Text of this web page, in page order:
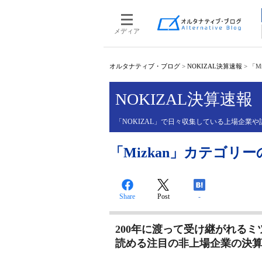
メディア
オルタナティブ・ブログ > NOKIZAL決算速報 > 「
NOKIZAL決算速報
「NOKIZAL」で日々収集している上場企業
「Mizkan」カテゴリー
Share Post -
200年に渡って受け継がれる
読める注目の非上場企業の決